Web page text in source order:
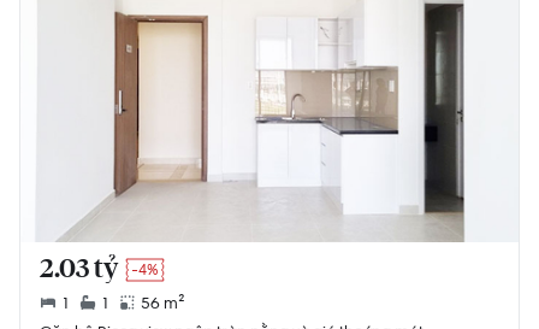
2.03 tỷ -4%
1 1
56 m²